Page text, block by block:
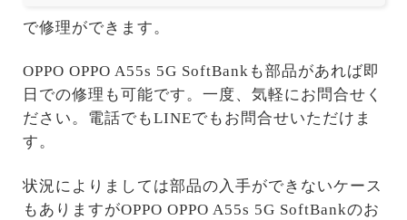
で修理ができます。
OPPO OPPO A55s 5G SoftBankも部品があれば即
日での修理も可能です。一度、気軽にお問合せく
ださい。電話でもLINEでもお問合せいただけま
す。
状況によりましては部品の入手ができないケース
もありますがOPPO OPPO A55s 5G SoftBankのお